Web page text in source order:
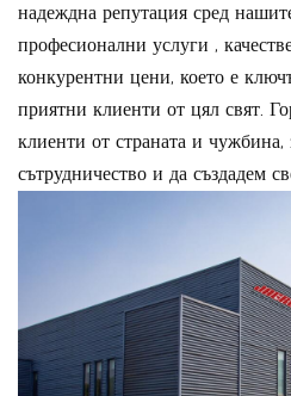
надеждна репутация сред
професионални услуги ,
конкурентни цени, което е
приятни клиенти от цял свят.
клиенти от страната и чужбина,
сътрудничество и да създадем